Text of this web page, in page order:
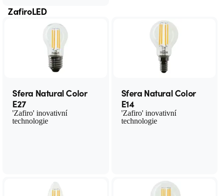
ZafiroLED
Sfera Natural Color
E27
'Zafiro' inovativní
technologie
Sfera Natural Color
E14
'Zafiro' inovativní
technologie